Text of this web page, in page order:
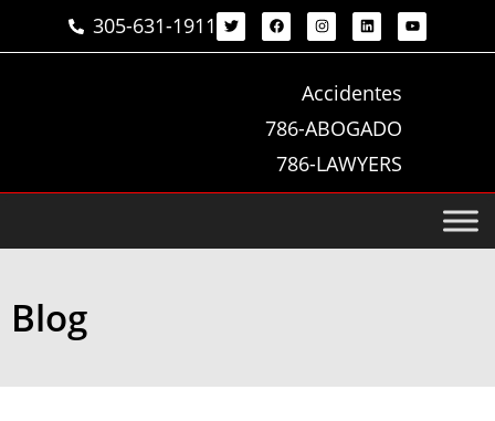
305-631-1911
Accidentes
786-ABOGADO
786-LAWYERS
Blog